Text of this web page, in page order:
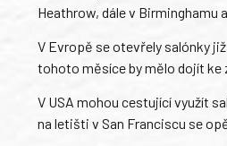
Heathrow, dále v Birminghamu
V Evropě se otevřely salónky
tohoto měsíce by mělo dojít ke
V USA mohou cestující využít
na letišti v San Franciscu se